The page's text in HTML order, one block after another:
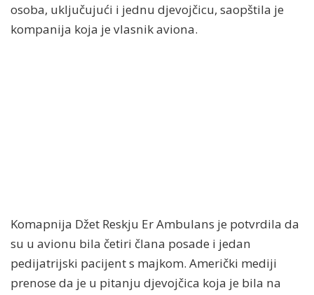
osoba, uključujući i jednu djevojčicu, saopštila je
kompanija koja je vlasnik aviona.
Komapnija Džet Reskju Er Ambulans je potvrdila da
su u avionu bila četiri člana posade i jedan
pedijatrijski pacijent s majkom. Američki mediji
prenose da je u pitanju djevojčica koja je bila na